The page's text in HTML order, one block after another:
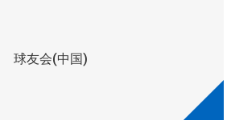
球友会(中国)